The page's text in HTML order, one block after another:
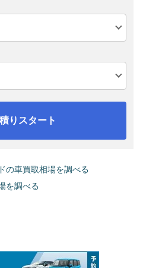
りスタート
の車買取相場を調べる
を調べる